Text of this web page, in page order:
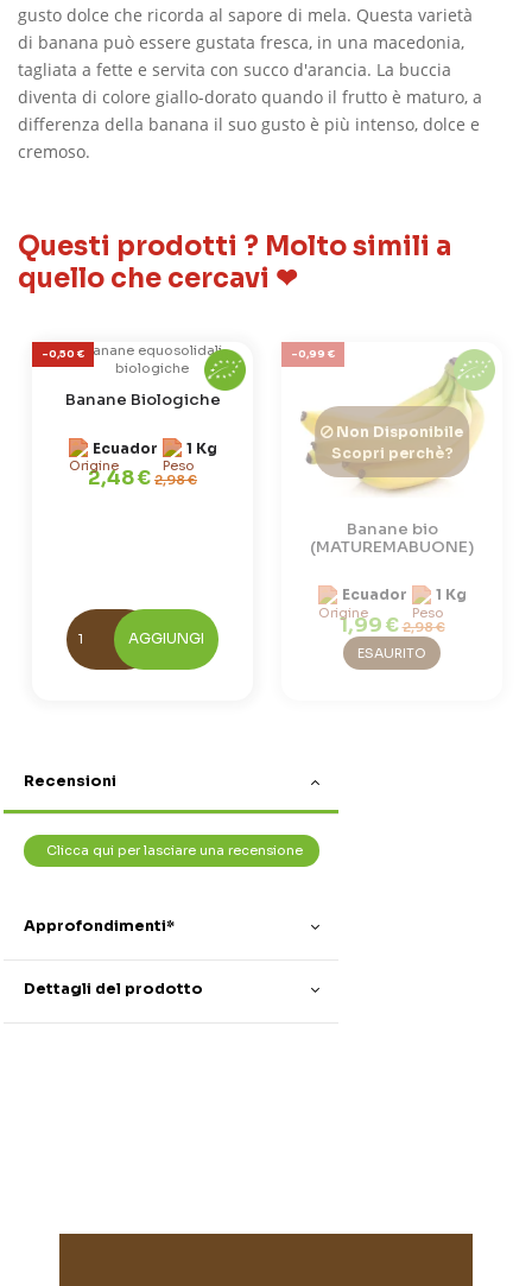
gusto dolce che ricorda al sapore di mela. Questa varietà
di banana può essere gustata fresca, in una macedonia,
tagliata a fette e servita con succo d'arancia. La buccia
diventa di colore giallo-dorato quando il frutto è maturo, a
differenza della banana il suo gusto è più intenso, dolce e
cremoso.
Questi prodotti ? Molto simili a
quello che cercavi ❤
-0,50 €
Banane Biologiche
Ecuador 1 Kg
2,48 € 2,98 €
AGGIUNGI
-0,99 €
Non Disponibile
Scopri perchè?
Banane bio
(MATUREMABUONE)
Ecuador 1 Kg
1,99 €2,98 €
ESAURITO
Recensioni
Clicca qui per lasciare una recensione
Approfondimenti*
Dettagli del prodotto